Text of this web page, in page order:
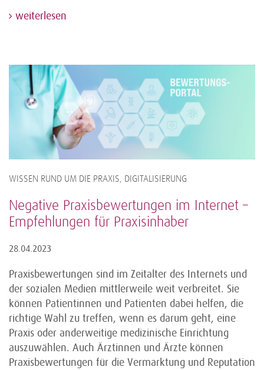
weiterlesen
WISSEN RUND UM DIE PRAXIS, DIGITALISIERUNG
Negative Praxisbewertungen im Internet –
Empfehlungen für Praxisinhaber
28.04.2023
Praxisbewertungen sind im Zeitalter des Internets und
der sozialen Medien mittlerweile weit verbreitet. Sie
können Patientinnen und Patienten dabei helfen, die
richtige Wahl zu treffen, wenn es darum geht, eine
Praxis oder anderweitige medizinische Einrichtung
auszuwählen. Auch Ärztinnen und Ärzte können
Praxisbewertungen für die Vermarktung und Reputation